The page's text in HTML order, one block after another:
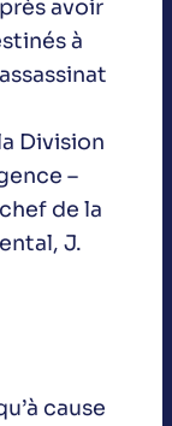
avoir
à
Division
–
de la
J.
cause